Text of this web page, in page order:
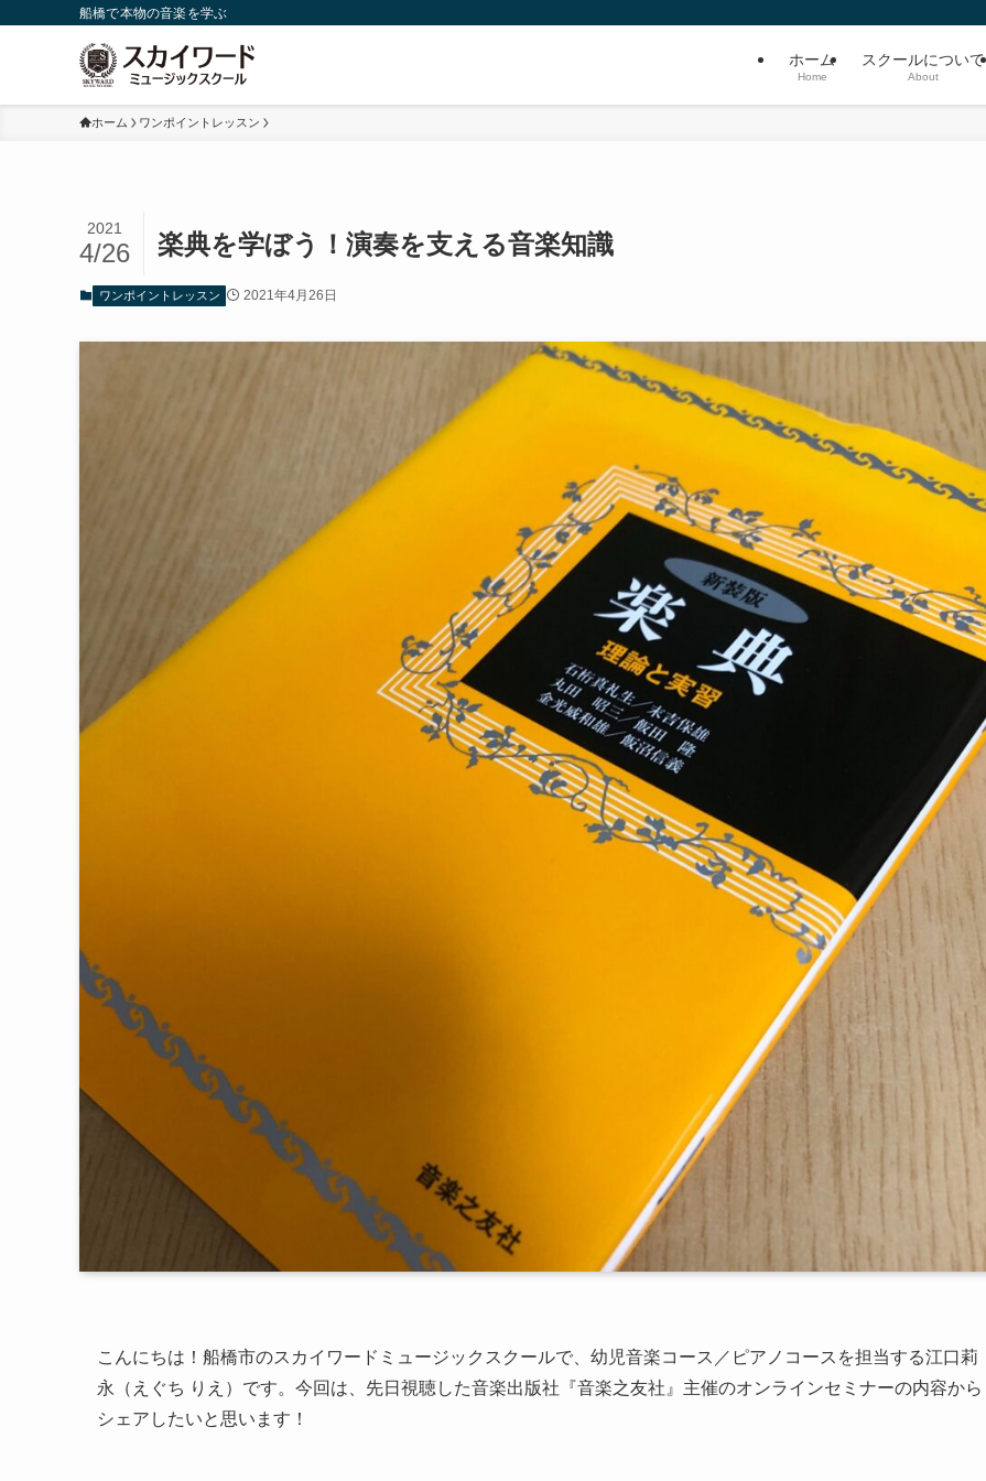
船橋で本物の音楽を学ぶ
ホーム
Home
スクールについて
About
ホーム ワンポイントレッスン
楽典を学ぼう！演奏を支える音楽知識
2021
4/26
ワンポイントレッスン 2021年4月26日
こんにちは！船橋市のスカイワードミュージックスクールで、幼児音楽コース／ピアノコースを担当する江口莉
永（えぐち りえ）です。今回は、先日視聴した音楽出版社『音楽之友社』主催のオンラインセミナーの内容から
シェアしたいと思います！